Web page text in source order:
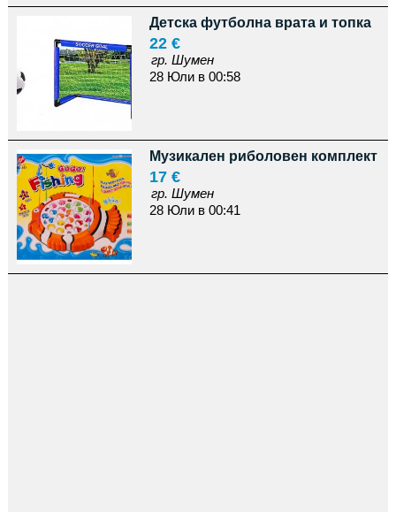
Детска футболна врата и топка
22 €
гр. Шумен
28 Юли в 00:58
Музикален риболовен комплект
17 €
гр. Шумен
28 Юли в 00:41